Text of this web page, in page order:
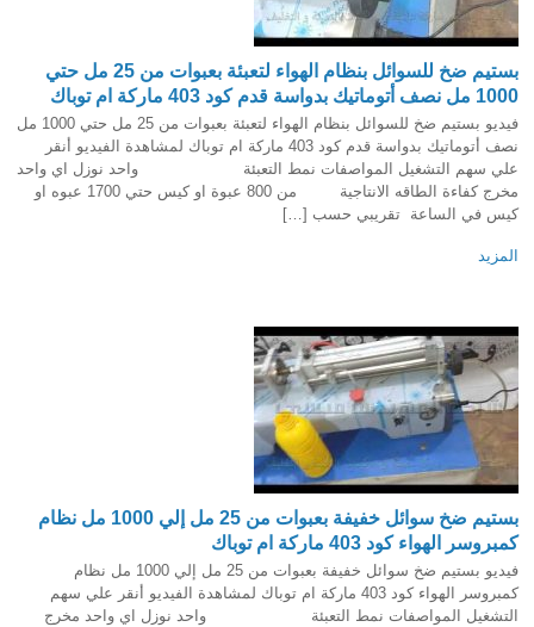
بستيم ضخ للسوائل بنظام الهواء لتعبئة بعبوات من 25 مل حتي
1000 مل نصف أتوماتيك بدواسة قدم كود 403 ماركة ام توباك
فيديو بستيم ضخ للسوائل بنظام الهواء لتعبئة بعبوات من 25 مل حتي 1000 مل
نصف أتوماتيك بدواسة قدم كود 403 ماركة ام توباك لمشاهدة الفيديو أنقر
علي سهم التشغيل المواصفات نمط التعبئة واحد نوزل اي واحد
مخرج كفاءة الطاقه الانتاجية من 800 عبوة او كيس حتي 1700 عبوه او
كيس في الساعة تقريبي حسب […]
المزيد
بستيم ضخ سوائل خفيفة بعبوات من 25 مل إلي 1000 مل نظام
كمبروسر الهواء كود 403 ماركة ام توباك
فيديو بستيم ضخ سوائل خفيفة بعبوات من 25 مل إلي 1000 مل نظام
كمبروسر الهواء كود 403 ماركة ام توباك لمشاهدة الفيديو أنقر علي سهم
التشغيل المواصفات نمط التعبئة واحد نوزل اي واحد مخرج